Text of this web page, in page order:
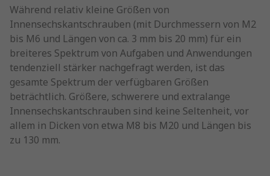
Während relativ kleine Größen von
Innensechskantschrauben (mit Durchmessern von M2
bis M6 und Längen von ca. 3 mm bis 20 mm) für ein
breiteres Spektrum von Aufgaben und Anwendungen
tendenziell stärker nachgefragt werden, ist das
gesamte Spektrum der verfügbaren Größen
beträchtlich. Größere, schwerere und extralange
Innensechskantschrauben sind keine Seltenheit, vor
allem in Dicken von etwa M8 bis M20 und Längen bis
zu 130 mm.